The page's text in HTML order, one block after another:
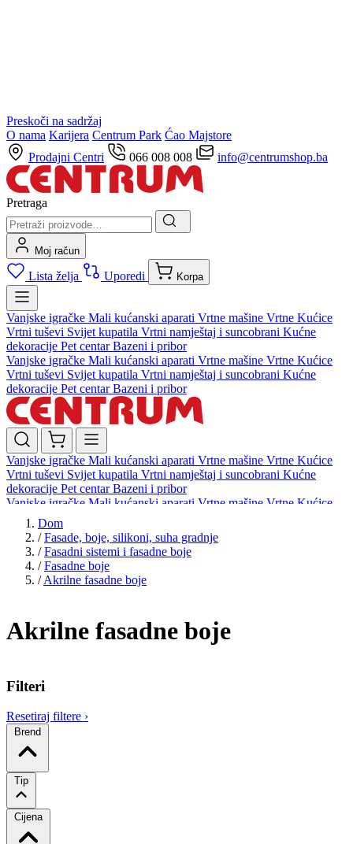
Preskoči na sadržaj
O nama Karijera Centrum Park Ćao Majstore
Prodajni Centri
066 008 008 info@centrumshop.ba
Pretraga
Moj račun
Lista želja Uporedi Korpa
Vanjske igračke Mali kućanski aparati Vrtne mašine Vrtne Kućice
Vrtni tuševi Svijet kupatila Vrtni namještaj i suncobrani Kućne
dekoracije Pet centarBazeni i pribor
Vanjske igračke Mali kućanski aparati Vrtne mašine Vrtne Kućice
Vrtni tuševi Svijet kupatila Vrtni namještaj i suncobrani Kućne
dekoracije Pet centarBazeni i pribor
Vanjske igračke Mali kućanski aparati Vrtne mašine Vrtne Kućice
Vrtni tuševi Svijet kupatila Vrtni namještaj i suncobrani Kućne
dekoracije Pet centarBazeni i pribor
Vanjske igračke Mali kućanski aparati Vrtne mašine Vrtne Kućice
Vrtni tuševi
dekoracijePet centar Bazeni i pribor
Dom
/ Fasade, boje, silikoni, suha gradnje
/ Fasadni sistemi i fasadne boje
/ Fasadne boje
/ Akrilne fasadne boje
Akrilne fasadne boje
Filteri
Resetiraj filtere ›
Brend
Tip
Cijena